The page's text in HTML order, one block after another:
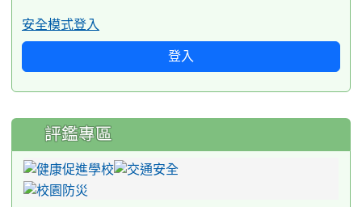
安全模式登入
登入
評鑑專區